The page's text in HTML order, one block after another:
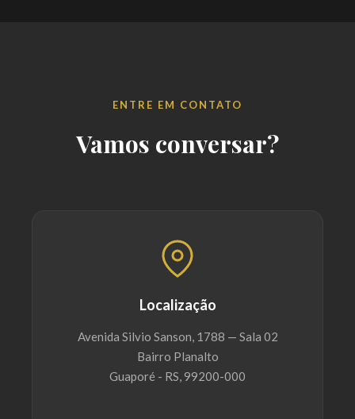
ENTRE EM CONTATO
Vamos conversar?
Localização
Avenida Silvio Sanson, 1788 — Sala 02
Bairro Planalto
Guaporé - RS, 99200-000